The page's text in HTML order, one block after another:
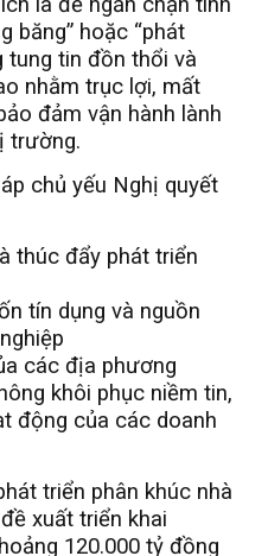
băng” hoặc “phát
tung tin đồn thổi và
nhằm trục lợi, mất
đảm vận hành lành
trường.
chủ yếu Nghị quyết
thúc đẩy phát triển
tín dụng và nguồn
các địa phương
khôi phục niềm tin,
động của các doanh
triển phân khúc nhà
xuất triển khai
120.000 tỷ đồng